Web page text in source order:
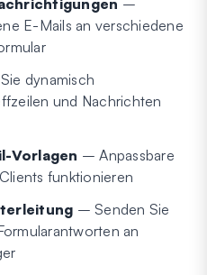
–
E-Mails an verschiedene
dynamisch
und Nachrichten
Vorlagen – Anpassbare
funktionieren
– Senden Sie
an